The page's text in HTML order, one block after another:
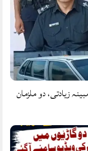
زیادتی، دو ملزمان